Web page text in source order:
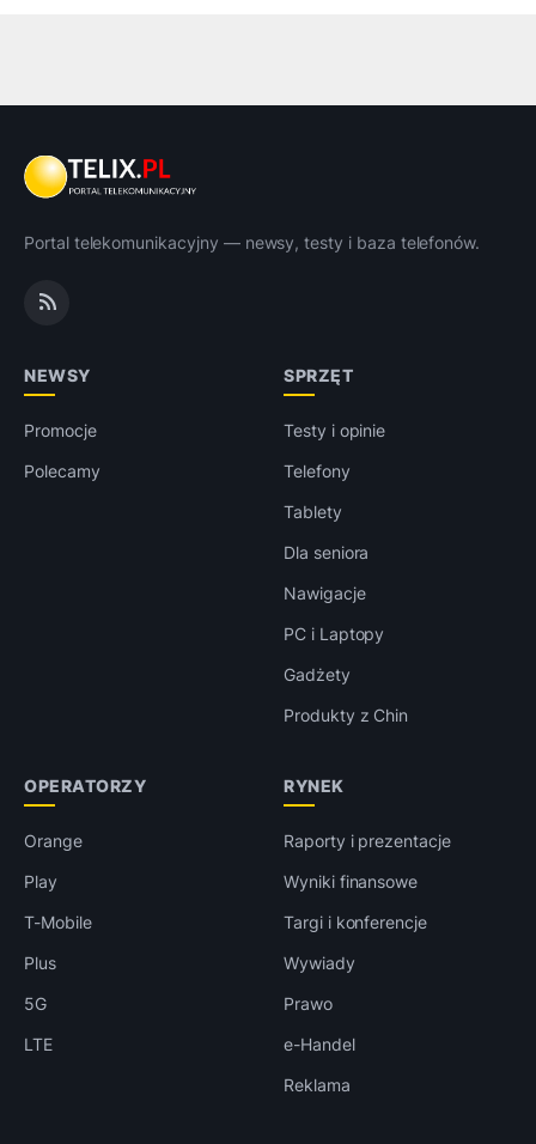
Portal telekomunikacyjny — newsy, testy i baza telefonów.
NEWSY
Promocje
Polecamy
SPRZĘT
Testy i opinie
Telefony
Tablety
Dla seniora
Nawigacje
PC i Laptopy
Gadżety
Produkty z Chin
OPERATORZY
Orange
Play
T-Mobile
Plus
5G
LTE
RYNEK
Raporty i prezentacje
Wyniki finansowe
Targi i konferencje
Wywiady
Prawo
e-Handel
Reklama